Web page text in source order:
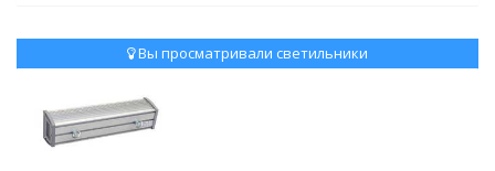
Вы просматривали светильники